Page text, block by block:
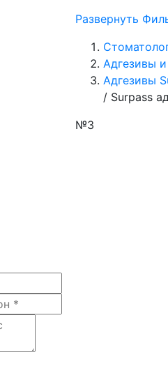
Развернуть
Адгезивы
Адгезивы
/ Surpass
№3